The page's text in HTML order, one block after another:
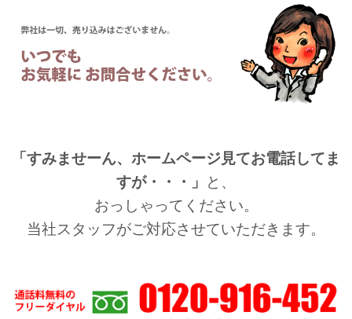
「すみませーん、ホームページ見てお電話してま
すが・・・」
と、
おっしゃってください。
当社スタッフがご対応させていただきます。